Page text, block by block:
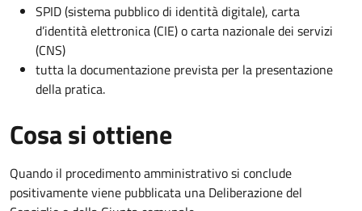
SPID (sistema pubblico di identità digitale), carta
d’identità elettronica (CIE) o carta nazionale dei servizi
(CNS)
tutta la documentazione prevista per la presentazione
della pratica.
Cosa si ottiene
Quando il procedimento amministrativo si conclude
positivamente viene pubblicata una Deliberazione del